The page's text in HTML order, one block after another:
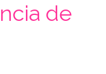
de